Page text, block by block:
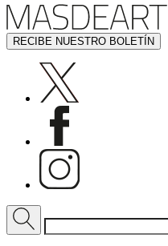
RECIBE NUESTRO BOLETÍN